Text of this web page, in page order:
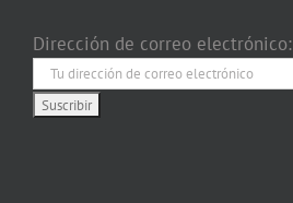
Dirección de correo electrónico: